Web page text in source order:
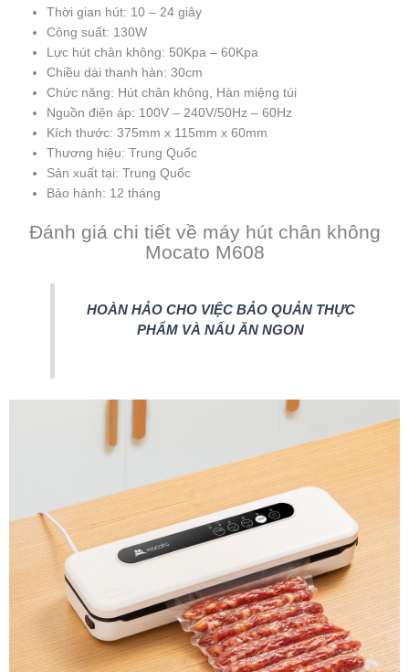
Thời gian hút: 10 – 24 giây
Công suất: 130W
Lực hút chân không: 50Kpa – 60Kpa
Chiều dài thanh hàn: 30cm
Chức năng: Hút chân không, Hàn miệng túi
Nguồn điện áp: 100V – 240V/50Hz – 60Hz
Kích thước: 375mm x 115mm x 60mm
Thương hiệu: Trung Quốc
Sản xuất tại: Trung Quốc
Bảo hành: 12 tháng
Đánh giá chi tiết về máy hút chân không
Mocato M608
HOÀN HẢO CHO VIỆC BẢO QUẢN THỰC
PHẨM VÀ NẤU ĂN NGON